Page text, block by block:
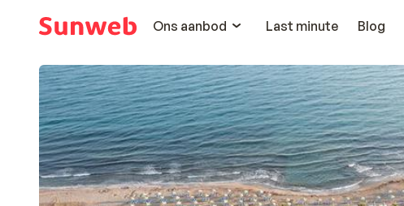
Ons aanbod
Last minute Blog